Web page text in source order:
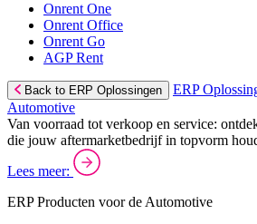
Onrent One
Onrent Office
Onrent Go
AGP Rent
Back to ERP Oplossingen
ERP
Automotive
Van voorraad tot verkoop en service:
die jouw aftermarketbedrijf in topvorm
Lees meer:
ERP Producten voor de Automotive